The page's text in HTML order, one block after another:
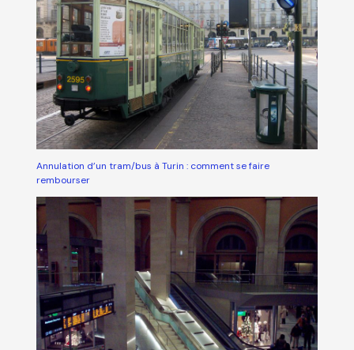
Annulation d’un tram/bus à Turin : comment se faire
rembourser